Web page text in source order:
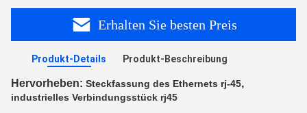
Erhalten Sie besten Preis
Produkt-Details Produkt-Beschreibung
Hervorheben: Steckfassung des Ethernets rj-45,
industrielles Verbindungsstück rj45